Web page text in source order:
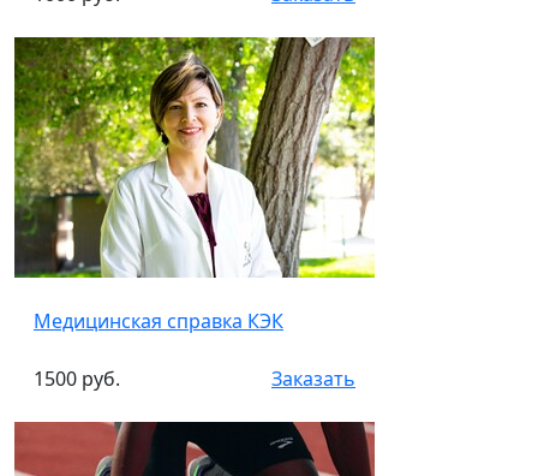
Медицинская справка КЭК
1500 руб. Заказать